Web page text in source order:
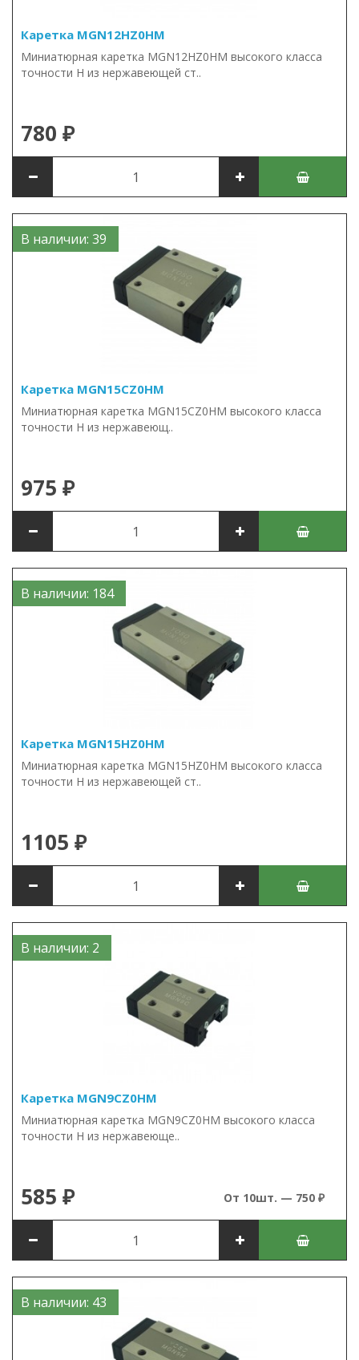
Каретка MGN12HZ0HM
Миниатюрная каретка MGN12HZ0HM высокого класса
точности H из нержавеющей ст..
780 ₽
В наличии: 39
Каретка MGN15CZ0HM
Миниатюрная каретка MGN15CZ0HM высокого класса
точности H из нержавеющ..
975 ₽
В наличии: 184
Каретка MGN15HZ0HM
Миниатюрная каретка MGN15HZ0HM высокого класса
точности H из нержавеющей ст..
1105 ₽
В наличии: 2
Каретка MGN9CZ0HM
Миниатюрная каретка MGN9CZ0HM высокого класса
точности H из нержавеюще..
585 ₽ От 10шт. — 750 ₽
В наличии: 43